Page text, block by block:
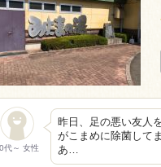
代～ 女性
昨日、足の悪い友人
がこまめに除菌して
あ…